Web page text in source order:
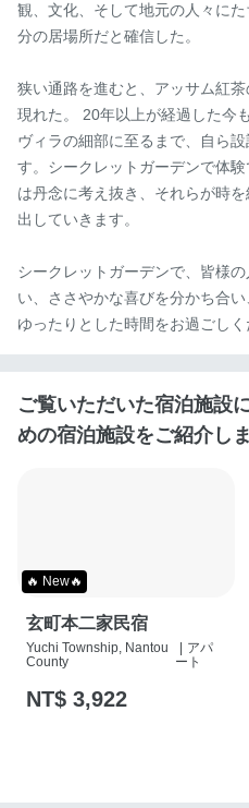
観、文化、そして地元の人々に
分の居場所だと確信した。
狭い通路を進むと、アッサム紅
現れた。 20年以上が経過した今
ヴィラの細部に至るまで、自ら
す。シークレットガーデンで体
は丹念に考え抜き、それらが時
出していきます。
シークレットガーデンで、皆様
い、ささやかな喜びを分かち合
ゆったりとした時間をお過ごしく
ご覧いただいた宿泊施設
めの宿泊施設をご紹介し
🔥 New🔥
玄町本二家民宿
Yuchi Township, Nantou
County
| アパ
ート
NT$ 3,922